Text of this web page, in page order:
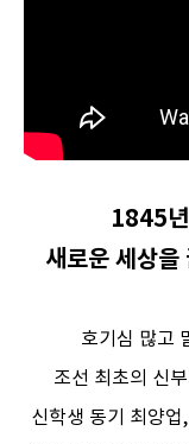
1845
새로운 세상을
호기심 많고
조선 최초의 신
신학생 동기 최양